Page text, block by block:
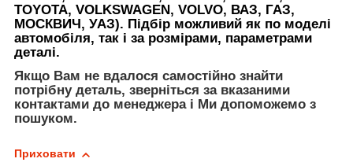
TOYOTA, VOLKSWAGEN, VOLVO, ВАЗ, ГАЗ,
МОСКВИЧ, УАЗ). Підбір можливий як по моделі
автомобіля, так і за розмірами, параметрами
деталі.
Якщо Вам не вдалося самостійно знайти
потрібну деталь, зверніться за вказаними
контактами до менеджера і Ми допоможемо з
пошуком.
Приховати